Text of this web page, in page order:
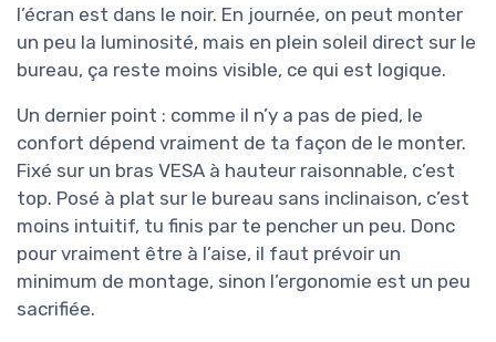
l’écran est dans le noir. En journée, on peut monter
un peu la luminosité, mais en plein soleil direct sur le
bureau, ça reste moins visible, ce qui est logique.
Un dernier point : comme il n’y a pas de pied, le
confort dépend vraiment de ta façon de le monter.
Fixé sur un bras VESA à hauteur raisonnable, c’est
top. Posé à plat sur le bureau sans inclinaison, c’est
moins intuitif, tu finis par te pencher un peu. Donc
pour vraiment être à l’aise, il faut prévoir un
minimum de montage, sinon l’ergonomie est un peu
sacrifiée.